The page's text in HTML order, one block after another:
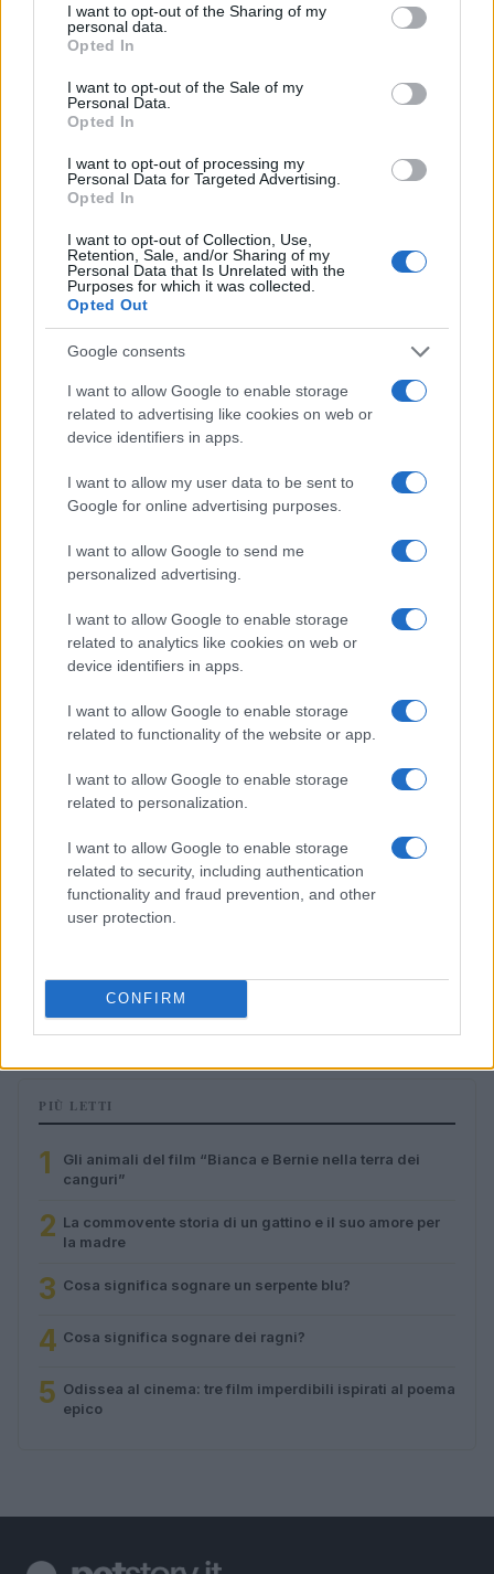
not limited to your visit or usage behaviour. You may click to
grant or deny consent to Google and its third-party tags to
use your data for below specified purposes in below Google
consent section.
I want to opt-out of the Sharing of my
personal data.
Opted In
I want to opt-out of the Sale of my
Personal Data.
Opted In
I want to opt-out of processing my
Personal Data for Targeted Advertising.
Opted In
I want to opt-out of Collection, Use,
Retention, Sale, and/or Sharing of my
Personal Data that Is Unrelated with the
Purposes for which it was collected.
Opted Out
Google consents
I want to allow Google to enable storage
related to advertising like cookies on web or
device identifiers in apps.
I want to allow my user data to be sent to
Google for online advertising purposes.
I want to allow Google to send me
personalized advertising.
I want to allow Google to enable storage
related to analytics like cookies on web or
device identifiers in apps.
I want to allow Google to enable storage
related to functionality of the website or app.
I want to allow Google to enable storage
related to personalization.
I want to allow Google to enable storage
related to security, including authentication
functionality and fraud prevention, and other
user protection.
CONFIRM
Francesco Guccini: la vita, le canzoni e l’eredità del
cantautore emiliano
Greta Salvati · 7 Ago 2026
CURIOSITÀ
Il valore evolutivo del gioco in polpi, suricati e
pappagalli
Greta Salvati · 7 Ago 2026
CURIOSITÀ
poema epico
Greta Salvati · 4 Ago 2026
PIÙ LETTI
1
Gli animali del film “Bianca e Bernie nella terra dei
canguri”
2 La commovente storia di un gattino e il suo amore per
la madre
3 Cosa significa sognare un serpente blu?
4 Cosa significa sognare dei ragni?
5 Odissea al cinema: tre film imperdibili ispirati al poema
epico